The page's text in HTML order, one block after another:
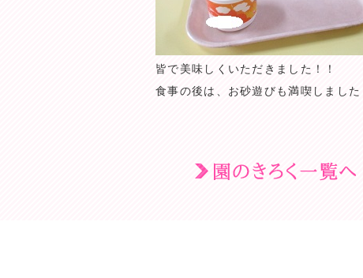
皆で美味しくいただきました！！
食事の後は、お砂遊びも満喫しました